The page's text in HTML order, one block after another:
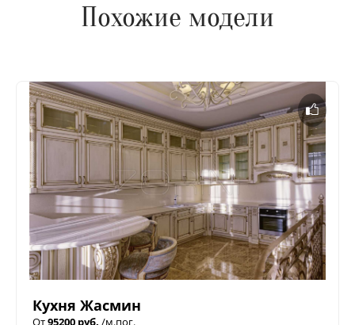
Похожие модели
Кухня Жасмин
От95200 руб. /м.пог.